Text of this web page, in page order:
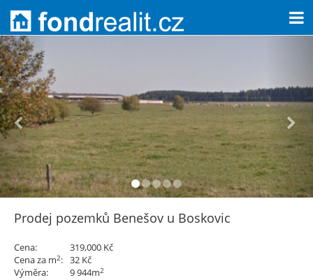
Prodej pozemků Benešov u Boskovic
Cena:
319,000 Kč
Cena za m2: 32 Kč
Výměra:
9 944m2